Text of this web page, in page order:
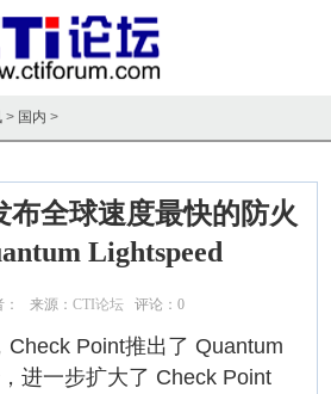
> 国内 >
布全球速度最快的防火
Lightspeed
： 来源：CTI论坛 评论：0
Point推出了 Quantum
进一步扩大了 Check Point